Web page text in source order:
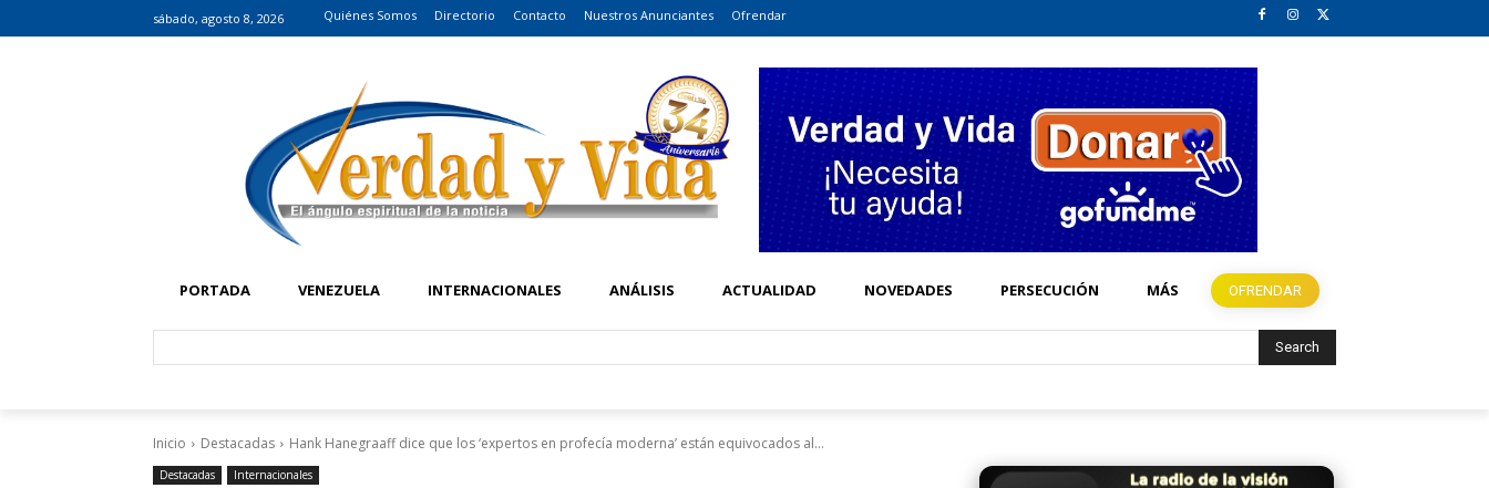
sábado, agosto 8, 2026 Quiénes Somos Directorio Contacto Nuestros Anunciantes Ofrendar
PORTADA VENEZUELA INTERNACIONALES ANÁLISIS ACTUALIDAD NOVEDADES PERSECUCIÓN MÁS OFRENDAR
Search
Inicio Destacadas Hank Hanegraaff dice que los ‘expertos en profecía moderna’ están equivocados al...
Destacadas Internacionales